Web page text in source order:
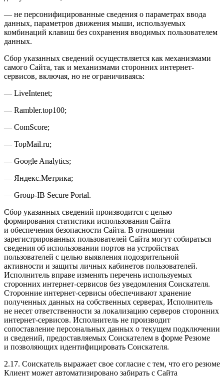
— не персонифицированные сведения о параметрах ввода
данных, параметров движения мыши, используемых
комбинаций клавиш без сохранения вводимых пользователем
данных.
Сбор указанных сведений осуществляется как механизмами
самого Сайта, так и механизмами сторонних интернет-
сервисов, включая, но не ограничиваясь:
— LiveIntenet;
— Rambler.top100;
— ComScore;
— TopMail.ru;
— Google Analytics;
— Яндекс.Метрика;
— Group-IB Secure Portal.
Сбор указанных сведений производится с целью
формирования статистики использования Сайта
и обеспечения безопасности Сайта. В отношении
зарегистрированных пользователей Сайта могут собираться
сведения об использовании портов на устройствах
пользователей с целью выявления подозрительной
активности и защиты личных кабинетов пользователей.
Исполнитель вправе изменять перечень используемых
сторонних интернет-сервисов без уведомления Соискателя.
Сторонние интернет-сервисы обеспечивают хранение
полученных данных на собственных серверах, Исполнитель
не несет ответственности за локализацию серверов сторонних
интернет-сервисов. Исполнитель не производит
сопоставление персональных данных о текущем подключении
и сведений, предоставляемых Соискателем в форме Резюме
и позволяющих идентифицировать Соискателя.
2.17. Соискатель выражает свое согласие с тем, что его резюме
Клиент может автоматизировано забирать с Сайта